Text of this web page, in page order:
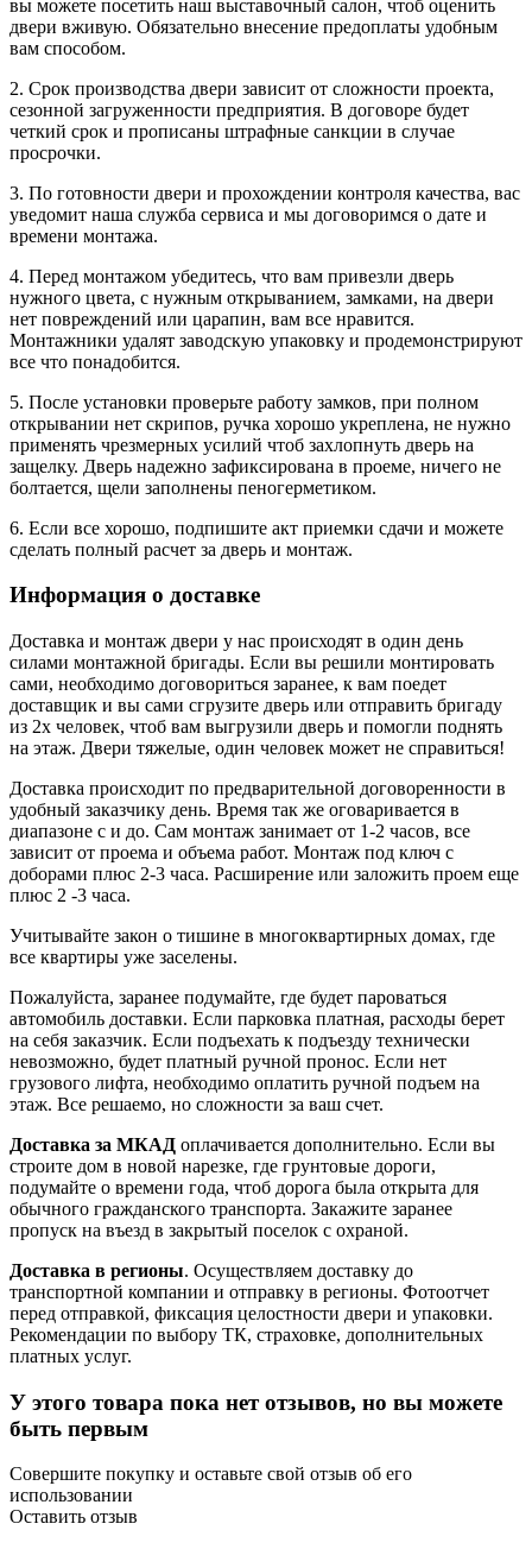
вы можете посетить наш выставочный салон, чтоб оценить
двери вживую. Обязательно внесение предоплаты удобным
вам способом.
2. Срок производства двери зависит от сложности проекта,
сезонной загруженности предприятия. В договоре будет
четкий срок и прописаны штрафные санкции в случае
просрочки.
3. По готовности двери и прохождении контроля качества, вас
уведомит наша служба сервиса и мы договоримся о дате и
времени монтажа.
4. Перед монтажом убедитесь, что вам привезли дверь
нужного цвета, с нужным открыванием, замками, на двери
нет повреждений или царапин, вам все нравится.
Монтажники удалят заводскую упаковку и продемонстрируют
все что понадобится.
5. После установки проверьте работу замков, при полном
открывании нет скрипов, ручка хорошо укреплена, не нужно
применять чрезмерных усилий чтоб захлопнуть дверь на
защелку. Дверь надежно зафиксирована в проеме, ничего не
болтается, щели заполнены пеногерметиком.
6. Если все хорошо, подпишите акт приемки сдачи и можете
сделать полный расчет за дверь и монтаж.
Информация о доставке
Доставка и монтаж двери у нас происходят в один день
силами монтажной бригады. Если вы решили монтировать
сами, необходимо договориться заранее, к вам поедет
доставщик и вы сами сгрузите дверь или отправить бригаду
из 2х человек, чтоб вам выгрузили дверь и помогли поднять
на этаж. Двери тяжелые, один человек может не справиться!
Доставка происходит по предварительной договоренности в
удобный заказчику день. Время так же оговаривается в
диапазоне с и до. Сам монтаж занимает от 1-2 часов, все
зависит от проема и объема работ. Монтаж под ключ с
доборами плюс 2-3 часа. Расширение или заложить проем еще
плюс 2 -3 часа.
Учитывайте закон о тишине в многоквартирных домах, где
все квартиры уже заселены.
Пожалуйста, заранее подумайте, где будет пароваться
автомобиль доставки. Если парковка платная, расходы берет
на себя заказчик. Если подъехать к подъезду технически
невозможно, будет платный ручной пронос. Если нет
грузового лифта, необходимо оплатить ручной подъем на
этаж. Все решаемо, но сложности за ваш счет.
Доставка за МКАД оплачивается дополнительно. Если вы
строите дом в новой нарезке, где грунтовые дороги,
подумайте о времени года, чтоб дорога была открыта для
обычного гражданского транспорта. Закажите заранее
пропуск на въезд в закрытый поселок с охраной.
Доставка в регионы. Осуществляем доставку до
транспортной компании и отправку в регионы. Фотоотчет
перед отправкой, фиксация целостности двери и упаковки.
Рекомендации по выбору ТК, страховке, дополнительных
платных услуг.
У этого товара пока нет отзывов, но вы можете
быть первым
Совершите покупку и оставьте свой отзыв об его
использовании
Оставить отзыв